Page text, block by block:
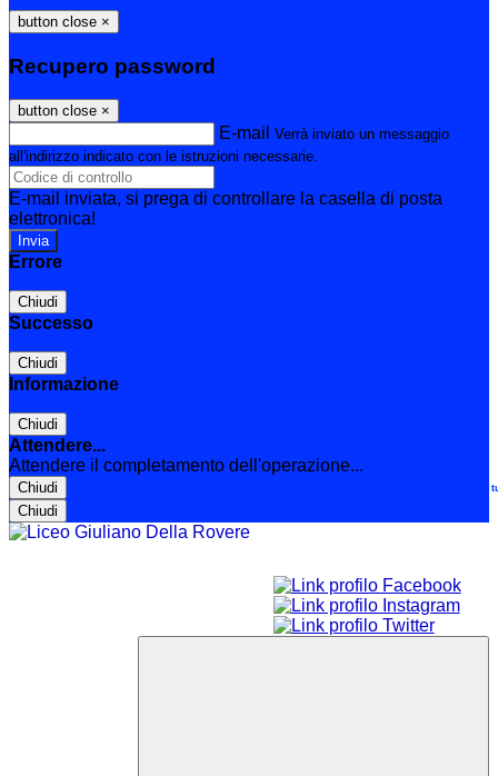
button close ×
Recupero password
button close ×
E-mail Verrà inviato un messaggio
all'indirizzo indicato con le istruzioni necessarie.
E-mail inviata, si prega di controllare la casella di posta
elettronica!
Errore
Chiudi
Successo
Chiudi
Informazione
Chiudi
Attendere...
Attendere il completamento dell'operazione...
Chiudi
Chiudi
Le